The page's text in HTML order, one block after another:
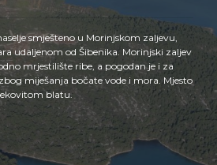
smješteno u Morinjskom zaljevu,
udaljenom od Šibenika. Morinjski zaljev
mrjestilište ribe, a pogodan je i za
miješanja bočate vode i mora. Mjesto
blatu.